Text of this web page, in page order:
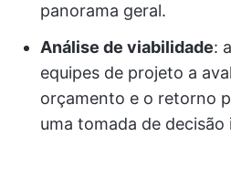
panorama geral.
Análise de viabilidade:
equipes de projeto a
orçamento e o retorno
uma tomada de decisão